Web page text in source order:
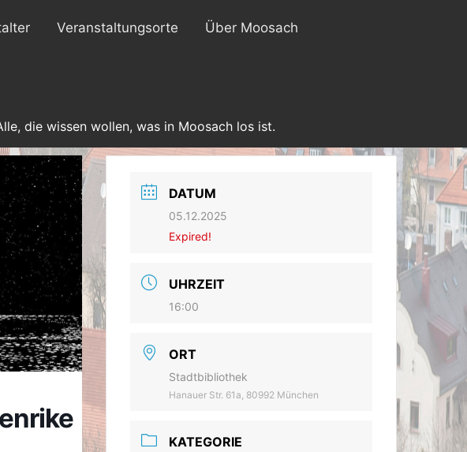
Veranstaltungsorte Über Moosach
die wissen wollen, was in Moosach los ist.
DATUM
05.12.2025
Expired!
UHRZEIT
16:00
ORT
Stadtbibliothek
Hanauer Str. 61a, 80992 München
KATEGORIE